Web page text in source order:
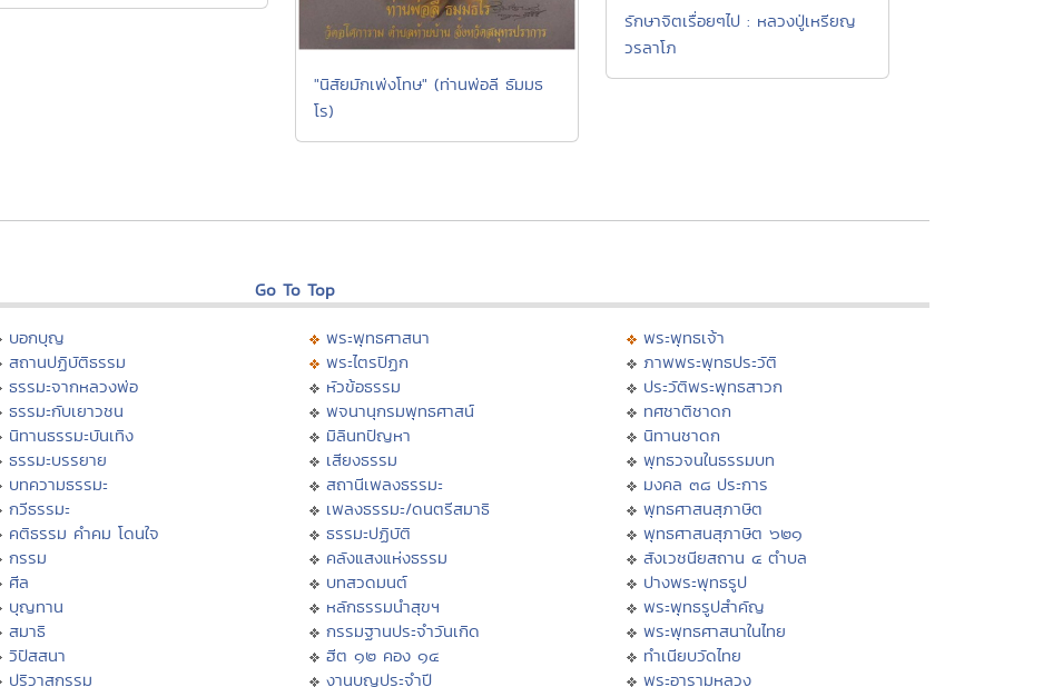
"นิสัยมักเพ่งโทษ" (ท่านพ่อลี ธัมมธ
โร)
รักษาจิตเรื่อยๆไป : หลวงปู่เหรียญ
วรลาโภ
Go To Top
บอกบุญ
สถานปฏิบัติธรรม
ธรรมะจากหลวงพ่อ
ธรรมะกับเยาวชน
นิทานธรรมะบันเทิง
ธรรมะบรรยาย
บทความธรรมะ
กวีธรรมะ
คติธรรม คำคม โดนใจ
กรรม
ศีล
บุญทาน
สมาธิ
วิปัสสนา
ปริวาสกรรม
พระพุทธศาสนา
พระไตรปิฏก
หัวข้อธรรม
พจนานุกรมพุทธศาสน์
มิลินทปัญหา
เสียงธรรม
สถานีเพลงธรรมะ
เพลงธรรมะ/ดนตรีสมาธิ
ธรรมะปฏิบัติ
คลังแสงแห่งธรรม
บทสวดมนต์
หลักธรรมนำสุขฯ
กรรมฐานประจำวันเกิด
ฮีต ๑๒ คอง ๑๔
งานบุญประจำปี
พระพุทธเจ้า
ภาพพระพุทธประวัติ
ประวัติพระพุทธสาวก
ทศชาติชาดก
นิทานชาดก
พุทธวจนในธรรมบท
มงคล ๓๘ ประการ
พุทธศาสนสุภาษิต
พุทธศาสนสุภาษิต ๖๒๑
สังเวชนียสถาน ๔ ตำบล
ปางพระพุทธรูป
พระพุทธรูปสำคัญ
พระพุทธศาสนาในไทย
ทำเนียบวัดไทย
พระอารามหลวง